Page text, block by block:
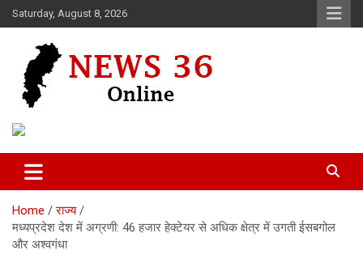
Skip
to
Saturday, August 8, 2026
News 36
Home
राज्य
मध्यप्रदेश देश में अग्रणी: 46 हजार हेक्टेयर से अधिक क्षेत्र में उगती ईसबगोल
और अश्वगंधा